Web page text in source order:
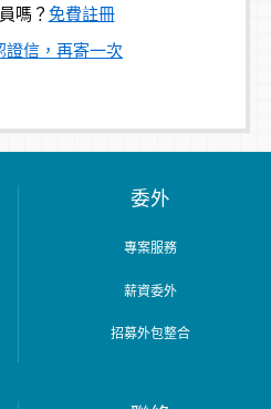
嗎？ 免費註冊
證信，再寄一次
委外
專案服務
薪資委外
招募外包整合